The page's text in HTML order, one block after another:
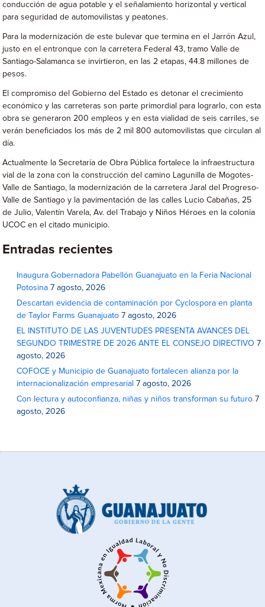
conducción de agua potable y el señalamiento horizontal y vertical
para seguridad de automovilistas y peatones.
Para la modernización de este bulevar que termina en el Jarrón Azul,
justo en el entronque con la carretera Federal 43, tramo Valle de
Santiago-Salamanca se invirtieron, en las 2 etapas, 44.8 millones de
pesos.
El compromiso del Gobierno del Estado es detonar el crecimiento
económico y las carreteras son parte primordial para lograrlo, con esta
obra se generaron 200 empleos y en esta vialidad de seis carriles, se
verán beneficiados los más de 2 mil 800 automovilistas que circulan al
día.
Actualmente la Secretaría de Obra Pública fortalece la infraestructura
vial de la zona con la construcción del camino Lagunilla de Mogotes-
Valle de Santiago, la modernización de la carretera Jaral del Progreso-
Valle de Santiago y la pavimentación de las calles Lucio Cabañas, 25
de Julio, Valentín Varela, Av. del Trabajo y Niños Héroes en la colonia
UCOC en el citado municipio.
Entradas recientes
Inaugura Gobernadora Pabellón Guanajuato en la Feria Nacional
Potosina 7 agosto, 2026
Descartan evidencia de contaminación por Cyclospora en planta
de Taylor Farms Guanajuato 7 agosto, 2026
EL INSTITUTO DE LAS JUVENTUDES PRESENTA AVANCES DEL
SEGUNDO TRIMESTRE DE 2026 ANTE EL CONSEJO DIRECTIVO 7
agosto, 2026
COFOCE y Municipio de Guanajuato fortalecen alianza por la
internacionalización empresarial 7 agosto, 2026
Con lectura y autoconfianza, niñas y niños transforman su futuro 7
agosto, 2026